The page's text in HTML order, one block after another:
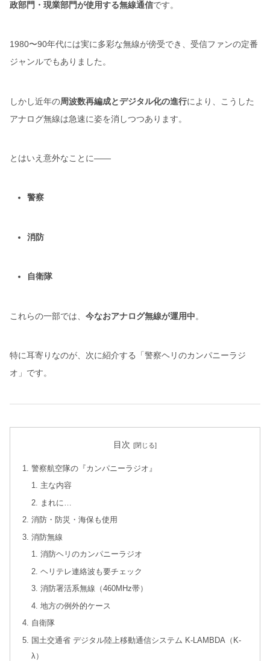
政部門・現業部門が使用する無線通信です。
1980〜90年代には実に多彩な無線が傍受でき、受信ファンの定番
ジャンルでもありました。
しかし近年の周波数再編成とデジタル化の進行により、こうした
アナログ無線は急速に姿を消しつつあります。
とはいえ意外なことに――
警察
消防
自衛隊
これらの一部では、 今なおアナログ無線が運用中。
特に耳寄りなのが、次に紹介する「警察ヘリのカンパニーラジ
オ」です。
目次
警察航空隊の『カンパニーラジオ』
主な内容
まれに…
消防・防災・海保も使用
消防無線
消防ヘリのカンパニーラジオ
ヘリテレ連絡波も要チェック
消防署活系無線（460MHz帯）
地方の例外的ケース
自衛隊
国土交通省 デジタル陸上移動通信システム K-LAMBDA（K-
λ）